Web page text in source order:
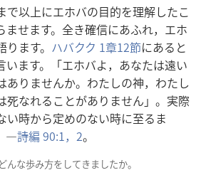
で以上にエホバの目的を理解したこ
ませます。全き確信にあふれ，エホ
ます。 ハバクク 1章12節にあると
います。「エホバよ，あなたは遠い
ありませんか。わたしの神，わたし
死なれることがありません」。実際
い時から定めのない時に至るま
―詩編 90:1，2。
んな歩み方をしてきましたか。